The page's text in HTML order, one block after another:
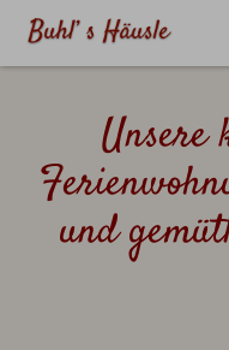
Willkommen
Ferienwohnungen
Lage | Umgebung
Kontakt
Unsere
und